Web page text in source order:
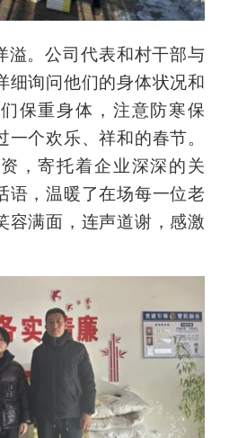
溢。公司代表和村干部与
细询问他们的身体状况和
保重身体，注意防寒保
个欢乐、祥和的春节。
，寄托着企业深深的关
语，温暖了在场每一位老
容满面，连声道谢，感激